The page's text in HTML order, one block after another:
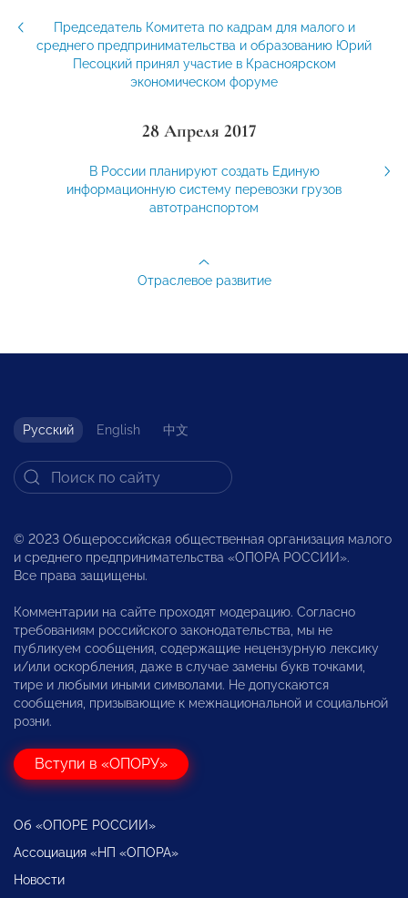
Председатель Комитета по кадрам для малого и
среднего предпринимательства и образованию Юрий
Песоцкий принял участие в Красноярском
экономическом форуме
28 Апреля 2017
В России планируют создать Единую
информационную систему перевозки грузов
автотранспортом
Отраслевое развитие
Русский English 中文
© 2023 Общероссийская общественная организация малого
и среднего предпринимательства «ОПОРА РОССИИ».
Все права защищены.
Комментарии на сайте проходят модерацию. Согласно
требованиям российского законодательства, мы не
публикуем сообщения, содержащие нецензурную лексику
и/или оскорбления, даже в случае замены букв точками,
тире и любыми иными символами. Не допускаются
сообщения, призывающие к межнациональной и социальной
розни.
Вступи в «ОПОРУ»
Об «ОПОРЕ РОССИИ»
Ассоциация «НП «ОПОРА»
Новости